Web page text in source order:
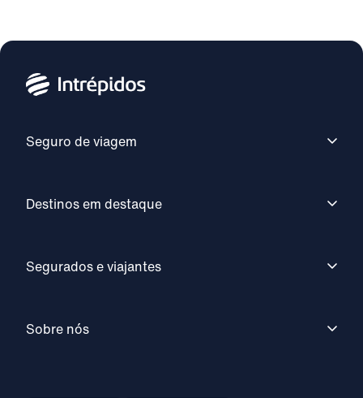
Seguro de viagem
Destinos em destaque
Segurados e viajantes
Sobre nós